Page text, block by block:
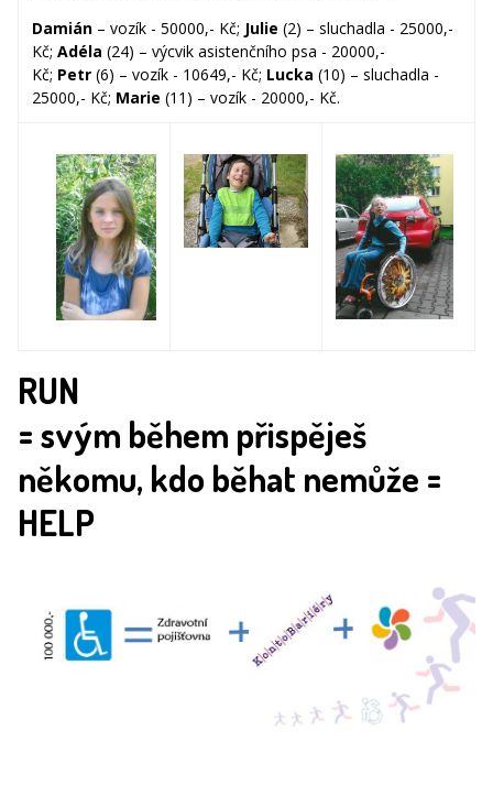
Damián – vozík - 50000,- Kč; Julie (2) – sluchadla - 25000,-
Kč; Adéla (24) – výcvik asistenčního psa - 20000,-
Kč; Petr (6) – vozík - 10649,- Kč; Lucka (10) – sluchadla -
25000,- Kč; Marie (11) – vozík - 20000,- Kč.
RUN
= svým během přispěješ
někomu, kdo běhat nemůže =
HELP